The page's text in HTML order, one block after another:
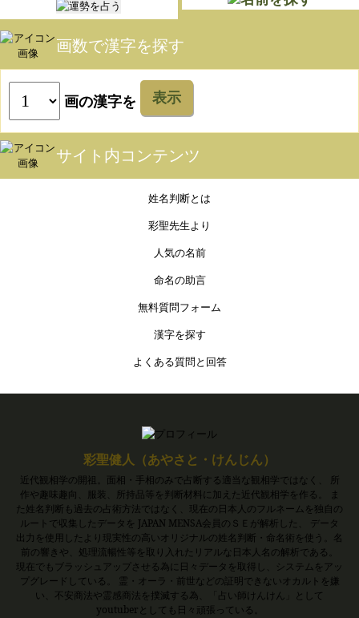
画数で漢字を探す
画の漢字を 表示
サイト内コンテンツ
姓名判断とは
彩聖先生より
人気の名前
命名の助言
無料質問フォーム
漢字を探す
よくある質問と回答
彩聖健人（あやさと・けんじん）
近代観相学の開祖。面相・手相のみで占断する適当な観相学ではなく、 所
作や趣味趣向、服装、所持品等を判断材料に加えた近代観相学を作る。 ま
た姓名判断も過去の占術方法ではなく、現在の日本人のフルネームを独自の
ルートで収集したデータを JAPAN MENSA会員のＳＥが解析した、 データ
出力を使用したより現実性の高いオリジナルの姓名判断・命名術を使う。名
前の響きや、処理流暢性等を取り入れたリアルな日本人名の解析である。
現在でもブラッシュアップさせる為に日々データを取得し、システムをアッ
プグレードしている。 霊・オーラ・前世などの証明できないオカルトを嫌
い、不安商法や霊感商法を撲滅する為、「占い師けんけん」として
youtuberとしても日々頑張っている。